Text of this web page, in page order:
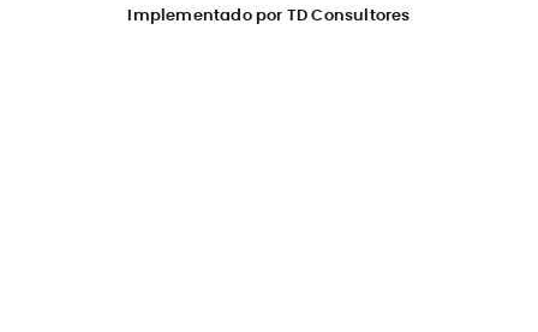
Implementado por TD Consultores